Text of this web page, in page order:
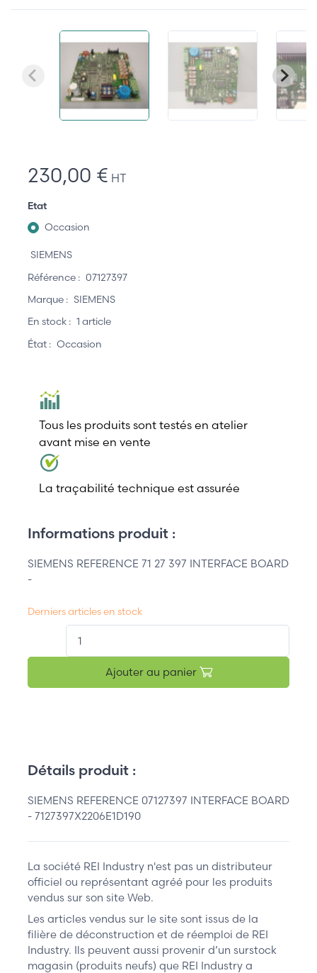
230,00 € HT
Etat
Occasion
SIEMENS
Référence : 07127397
Marque : SIEMENS
En stock : 1 article
État : Occasion
Tous les produits sont testés en atelier
avant mise en vente
La traçabilité technique est assurée
Informations produit :
SIEMENS REFERENCE 71 27 397 INTERFACE BOARD
-
Derniers articles en stock
Ajouter au panier
Détails produit :
SIEMENS REFERENCE 07127397 INTERFACE BOARD
- 7127397X2206E1D190
La société REI Industry n'est pas un distributeur
officiel ou représentant agréé pour les produits
vendus sur son site Web.
Les articles vendus sur le site sont issus de la
filière de déconstruction et de réemploi de REI
Industry. Ils peuvent aussi provenir d’un surstock
magasin (produits neufs) que REI Industry a